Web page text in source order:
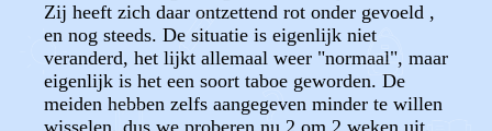
Zij heeft zich daar ontzettend rot onder gevoeld ,
en nog steeds. De situatie is eigenlijk niet
veranderd, het lijkt allemaal weer "normaal", maar
eigenlijk is het een soort taboe geworden. De
meiden hebben zelfs aangegeven minder te willen
wisselen, dus we proberen nu 2 om 2 weken uit.